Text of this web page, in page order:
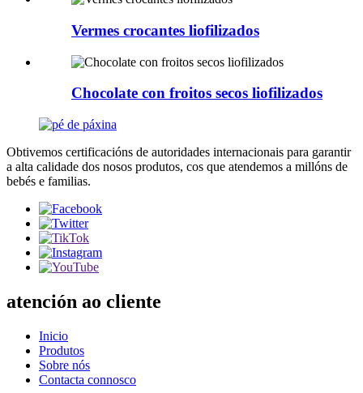
Vermes crocantes liofilizados
Chocolate con froitos secos liofilizados
Obtivemos certificacións de autoridades internacionais para garantir
a alta calidade dos nosos produtos, cos que atendemos a millóns de
bebés e familias.
atención ao cliente
Inicio
Produtos
Sobre nós
Contacta connosco